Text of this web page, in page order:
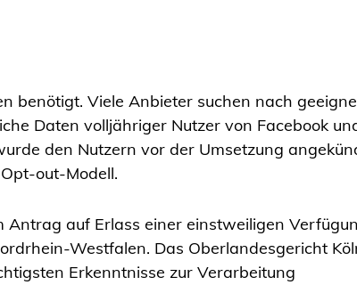
benötigt. Viele Anbieter suchen nach
Daten volljähriger Nutzer von Facebook
den Nutzern vor der Umsetzung
out-Modell.
auf Erlass einer einstweiligen
Westfalen. Das Oberlandesgericht
Erkenntnisse zur Verarbeitung